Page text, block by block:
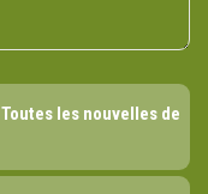
Toutes les nouvelles de